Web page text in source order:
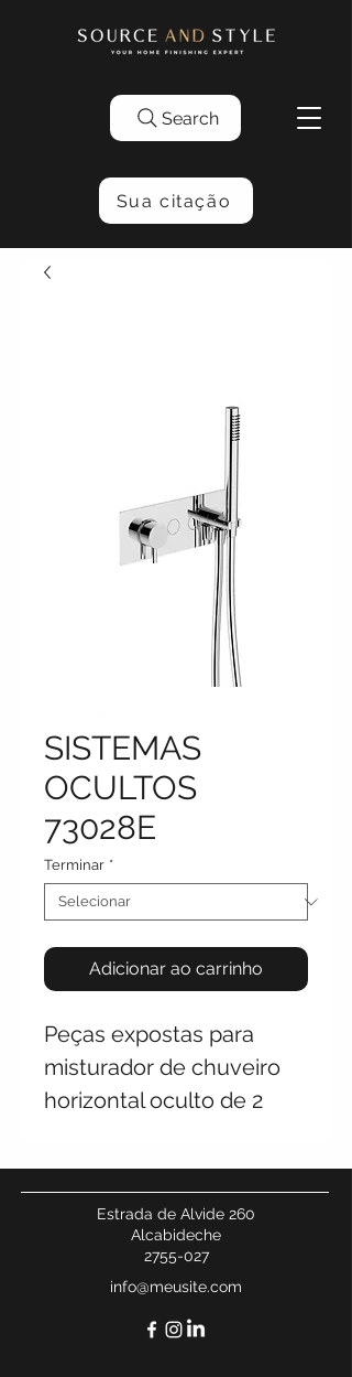
Search
Sua citação
SISTEMAS
OCULTOS
73028E
Terminar *
Adicionar ao carrinho
Peças expostas para
misturador de chuveiro
horizontal oculto de 2
pressão, saída de água e
conjunto de chuveiro
Estrada de Alvide 260
Alcabideche
2755-027
info@meusite.com